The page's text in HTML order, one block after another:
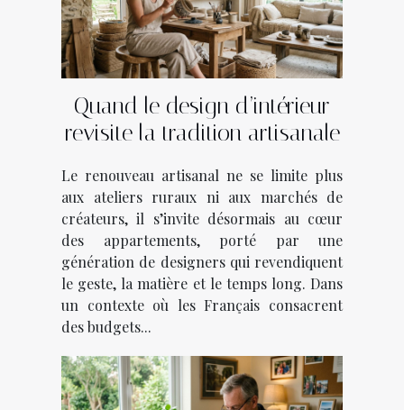
Quand le design d’intérieur
revisite la tradition artisanale
Le renouveau artisanal ne se limite plus
aux ateliers ruraux ni aux marchés de
créateurs, il s’invite désormais au cœur
des appartements, porté par une
génération de designers qui revendiquent
le geste, la matière et le temps long. Dans
un contexte où les Français consacrent
des budgets...